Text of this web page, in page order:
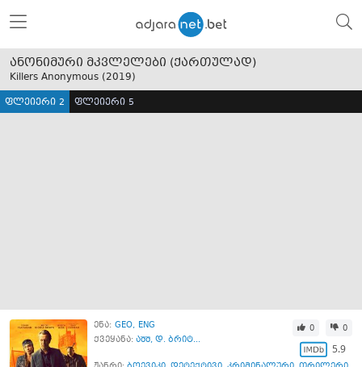
ანონიმური მკვლელები (ქართულად)
Killers Anonymous (2019)
ფლეიერი 2 ფლეიერი 5
ენა: GEO ENG
ქვეყანა: აშშ, დ. ბრიტ...
0 0
5.9